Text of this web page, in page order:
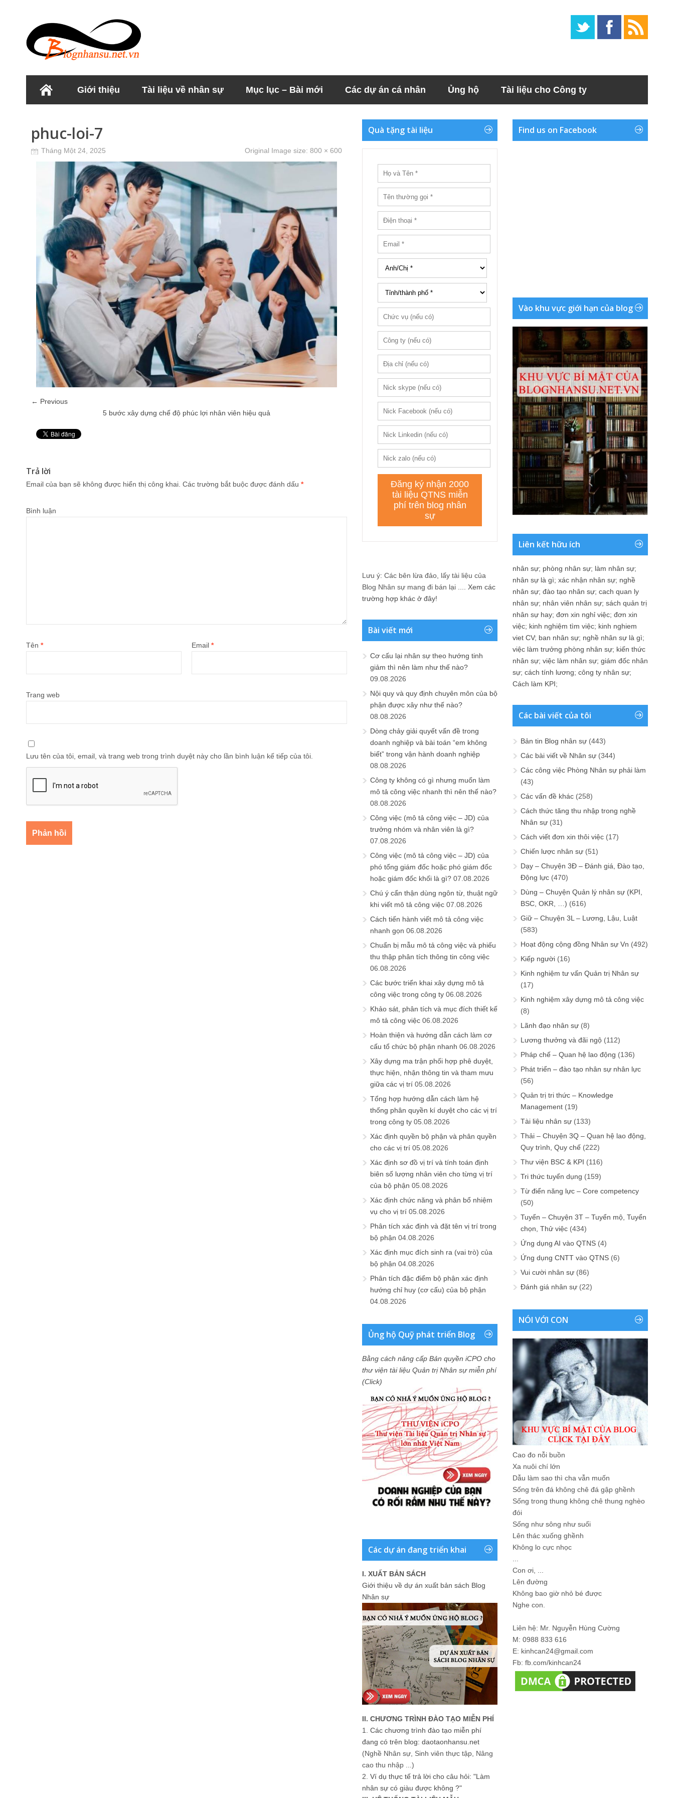
Giới thiệu Tài liệu về nhân sự Mục lục – Bài mới Các dự án cá nhân Ủng hộ Tài liệu cho Công ty
phuc-loi-7
Tháng Một 24, 2025 Original Image size: 800 × 600
← Previous
5 bước xây dựng chế độ phúc lợi nhân viên hiệu quả
Trả lời
Email của bạn sẽ không được hiển thị công khai. Các trường bắt buộc được đánh dấu *
Bình luận
Tên * Email *
Trang web
Lưu tên của tôi, email, và trang web trong trình duyệt này cho lần bình luận kế tiếp của tôi.
Quà tặng tài liệu
Lưu ý: Các bên lừa đảo, lấy tài liệu của
Blog Nhân sự mang đi bán lại .... Xem các
trường hợp khác ở đây!
Bài viết mới
Cơ cấu lại nhân sự theo hướng tinh
giảm thì nên làm như thế nào?
09.08.2026
Nội quy và quy định chuyên môn của bộ
phận được xây như thế nào?
08.08.2026
Dòng chảy giải quyết vấn đề trong
doanh nghiệp và bài toán “em không
biết” trong vận hành doanh nghiệp
08.08.2026
Công ty không có gì nhưng muốn làm
mô tả công việc nhanh thì nên thế nào?
08.08.2026
Công việc (mô tả công việc – JD) của
trưởng nhóm và nhân viên là gì?
07.08.2026
Công việc (mô tả công việc – JD) của
phó tổng giám đốc hoặc phó giám đốc
hoặc giám đốc khối là gì? 07.08.2026
Chú ý cẩn thận dùng ngôn từ, thuật ngữ
khi viết mô tả công việc 07.08.2026
Cách tiến hành viết mô tả công việc
nhanh gọn 06.08.2026
Chuẩn bị mẫu mô tả công việc và phiếu
thu thập phân tích thông tin công việc
06.08.2026
Các bước triển khai xây dựng mô tả
công việc trong công ty 06.08.2026
Khảo sát, phân tích và mục đích thiết kế
mô tả công việc 06.08.2026
Hoàn thiện và hướng dẫn cách làm cơ
cấu tổ chức bộ phận nhanh 06.08.2026
Xây dựng ma trận phối hợp phê duyệt,
thực hiện, nhận thông tin và tham mưu
giữa các vị trí 05.08.2026
Tổng hợp hướng dẫn cách làm hệ
thống phân quyền kí duyệt cho các vị trí
trong công ty 05.08.2026
Xác định quyền bộ phận và phân quyền
cho các vị trí 05.08.2026
Xác định sơ đồ vị trí và tính toán định
biên số lượng nhân viên cho từng vị trí
của bộ phận 05.08.2026
Xác định chức năng và phân bổ nhiệm
vụ cho vị trí 05.08.2026
Phân tích xác định và đặt tên vị trí trong
bộ phận 04.08.2026
Xác định mục đích sinh ra (vai trò) của
bộ phận 04.08.2026
Phân tích đặc điểm bộ phận xác định
hướng chỉ huy (cơ cấu) của bộ phận
04.08.2026
Ủng hộ Quỹ phát triển Blog
Bằng cách nâng cấp Bản quyền iCPO cho
thư viện tài liệu Quản trị Nhân sự miễn phí
(Click)
Các dự án đang triển khai
I. XUẤT BẢN SÁCH
Giới thiệu về dự án xuất bản sách Blog
Nhân sự
II. CHƯƠNG TRÌNH ĐÀO TẠO MIỄN PHÍ
1. Các chương trình đào tạo miễn phí
đang có trên blog: daotaonhansu.net
(Nghề Nhân sự, Sinh viên thực tập, Nâng
cao thu nhập ...)
2. Ví dụ thực tế trả lời cho câu hỏi: "Làm
nhân sự có giàu được không ?"
Find us on Facebook
Vào khu vực giới hạn của blog
Liên kết hữu ích
nhân sự; phòng nhân sự; làm nhân sự;
nhân sự là gì; xác nhận nhân sự; nghề
nhân sự; đào tạo nhân sự; cach quan ly
nhân sự; nhân viên nhân sự; sách quản trị
nhân sự hay; đơn xin nghỉ việc; đơn xin
việc; kinh nghiệm tìm việc; kinh nghiem
viet CV; ban nhân sự; nghề nhân sự là gì;
việc làm trưởng phòng nhân sự; kiến thức
nhân sự; việc làm nhân sự; giám đốc nhân
sự; cách tính lương; công ty nhân sự;
Cách làm KPI;
Các bài viết của tôi
Bản tin Blog nhân sự (443)
Các bài viết về Nhân sự (344)
Các công việc Phòng Nhân sự phải làm
(43)
Các vấn đề khác (258)
Cách thức tăng thu nhập trong nghề
Nhân sự (31)
Cách viết đơn xin thôi việc (17)
Chiến lược nhân sự (51)
Dạy – Chuyện 3Đ – Đánh giá, Đào tạo,
Động lực (470)
Dùng – Chuyện Quản lý nhân sự (KPI,
BSC, OKR, …) (616)
Giữ – Chuyện 3L – Lương, Lậu, Luật
(583)
Hoạt động cộng đồng Nhân sự Vn (492)
Kiếp người (16)
Kinh nghiệm tư vấn Quản trị Nhân sự
(17)
Kinh nghiệm xây dựng mô tả công việc
(8)
Lãnh đạo nhân sự (8)
Lương thưởng và đãi ngộ (112)
Pháp chế – Quan hệ lao động (136)
Phát triển – đào tạo nhân sự nhân lực
(56)
Quản trị tri thức – Knowledge
Management (19)
Tài liệu nhân sự (133)
Thải – Chuyện 3Q – Quan hệ lao động,
Quy trình, Quy chế (222)
Thư viện BSC & KPI (116)
Tri thức tuyển dụng (159)
Từ điển năng lực – Core competency
(50)
Tuyển – Chuyện 3T – Tuyển mộ, Tuyển
chọn, Thử việc (434)
Ứng dụng AI vào QTNS (4)
Ứng dụng CNTT vào QTNS (6)
Vui cười nhân sự (86)
Đánh giá nhân sự (22)
NÓI VỚI CON
Cao đo nỗi buồn
Xa nuôi chí lớn
Dẫu làm sao thì cha vẫn muốn
Sống trên đá không chê đá gập ghềnh
Sống trong thung không chê thung nghèo
đói
Sống như sông như suối
Lên thác xuống ghềnh
Không lo cực nhọc
Con ơi, ...
Lên đường
Không bao giờ nhỏ bé được
Nghe con.
Liên hệ: Mr. Nguyễn Hùng Cường
M: 0988 833 616
E: kinhcan24@gmail.com
Fb: fb.com/kinhcan24